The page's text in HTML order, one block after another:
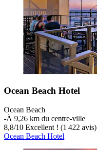
Ocean Beach Hotel
Ocean Beach
‐À 9,26 km du centre-ville
8,8/10 Excellent ! (1 422 avis)
Ocean Beach Hotel